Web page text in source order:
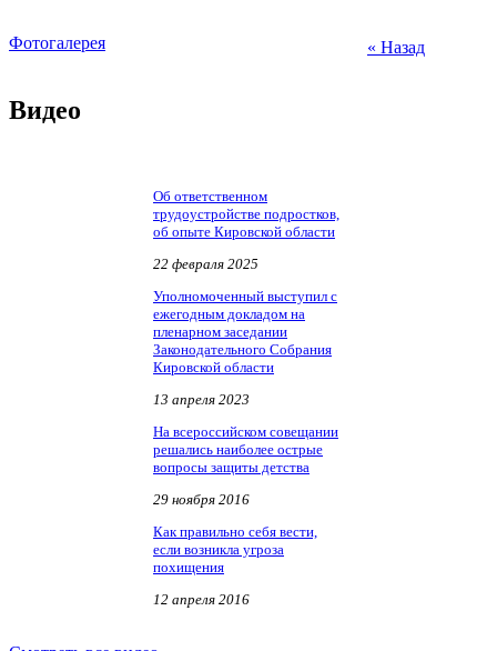
Фотогалерея
Видео
Об ответственном
трудоустройстве подростков,
об опыте Кировской области
22 февраля 2025
Уполномоченный выступил с
ежегодным докладом на
пленарном заседании
Законодательного Собрания
Кировской области
13 апреля 2023
На всероссийском совещании
решались наиболее острые
вопросы защиты детства
29 ноября 2016
Как правильно себя вести,
если возникла угроза
похищения
12 апреля 2016
« Назад